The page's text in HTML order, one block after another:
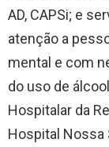
AD, CAPSi; e
atenção a
mental e com
do uso de
Hospitalar da
Hospital Nossa